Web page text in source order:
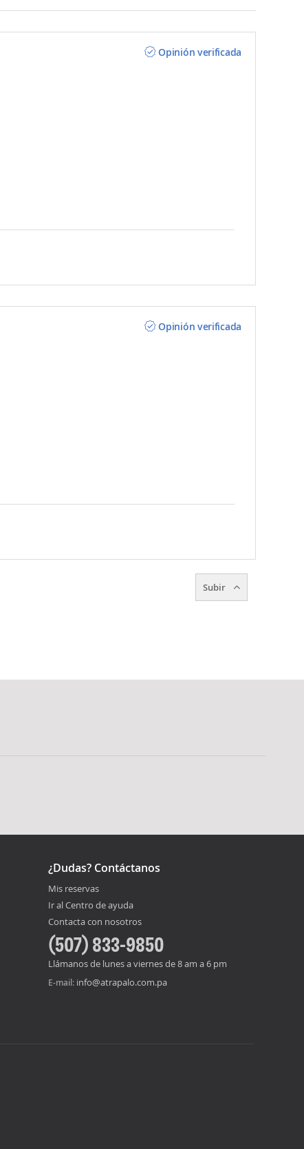
Opinión verificada
Opinión verificada
Subir
¿Dudas? Contáctanos
Mis reservas
Ir al Centro de ayuda
Contacta con nosotros
(507) 833-9850
Llámanos de lunes a viernes de 8 am a 6 pm
E-mail: info@atrapalo.com.pa